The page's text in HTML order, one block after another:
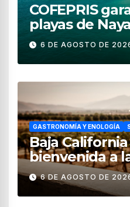
COFEPRIS
playas de
para uso
6 DE AGOSTO DE
GASTRONOMÍA Y ENOLOGÍA
Baja
bienvenida a
vendimia 2026
6 DE AGOSTO DE